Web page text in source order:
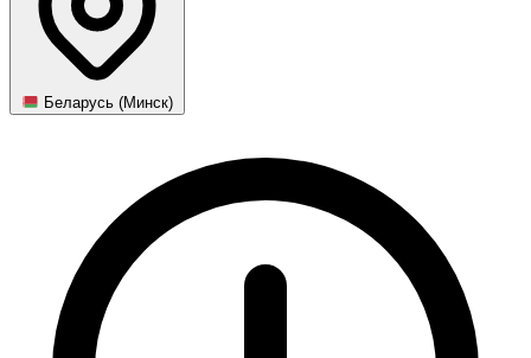
Беларусь (Минск)